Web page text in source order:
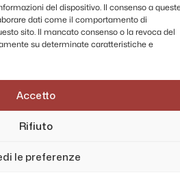
del dispositivo. Il consenso a
dati come il comportamento di
sito. Il mancato consenso o la revoca del
su determinate caratteristiche e
Accetto
Rifiuto
le preferenze
POLICY
CONTATTI